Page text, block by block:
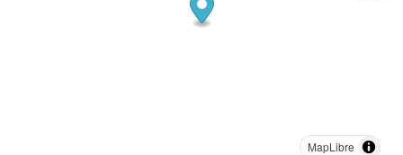
MapLibre